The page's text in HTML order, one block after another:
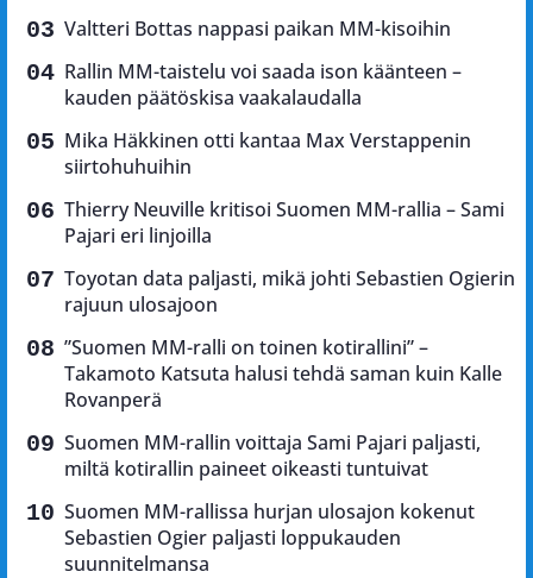
Valtteri Bottas nappasi paikan MM-kisoihin
Rallin MM-taistelu voi saada ison käänteen –
kauden päätöskisa vaakalaudalla
Mika Häkkinen otti kantaa Max Verstappenin
siirtohuhuihin
Thierry Neuville kritisoi Suomen MM-rallia – Sami
Pajari eri linjoilla
Toyotan data paljasti, mikä johti Sebastien Ogierin
rajuun ulosajoon
”Suomen MM-ralli on toinen kotirallini” –
Takamoto Katsuta halusi tehdä saman kuin Kalle
Rovanperä
Suomen MM-rallin voittaja Sami Pajari paljasti,
miltä kotirallin paineet oikeasti tuntuivat
Suomen MM-rallissa hurjan ulosajon kokenut
Sebastien Ogier paljasti loppukauden
suunnitelmansa